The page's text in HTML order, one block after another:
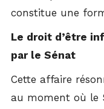
constitue une
Le droit d’être
par le Sénat
Cette affaire
au moment où le